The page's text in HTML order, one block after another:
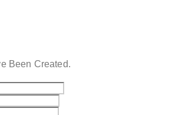
Been Created.